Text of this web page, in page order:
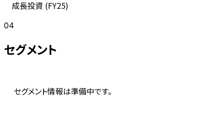
成長投資 (FY25)
04
セグメント
セグメント情報は準備中です。